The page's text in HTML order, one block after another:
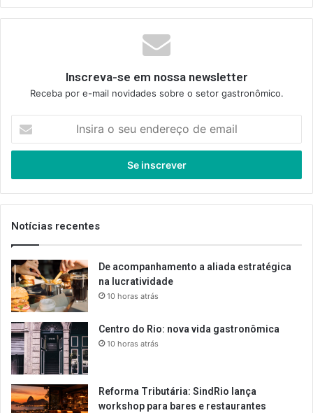
Inscreva-se em nossa newsletter
Receba por e-mail novidades sobre o setor gastronômico.
seu
de
email
Notícias recentes
De acompanhamento a aliada estratégica
na lucratividade
10 horas atrás
Centro do Rio: nova vida gastronômica
10 horas atrás
Reforma Tributária: SindRio lança
workshop para bares e restaurantes